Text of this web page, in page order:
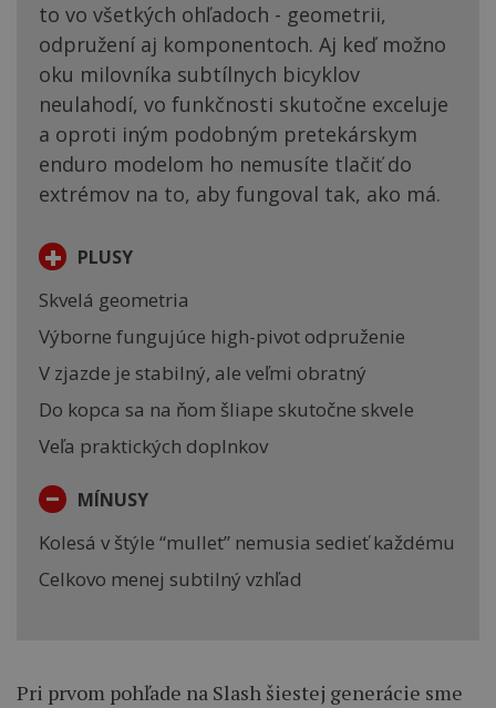
to vo všetkých ohľadoch - geometrii,
odpružení aj komponentoch. Aj keď možno
oku milovníka subtílnych bicyklov
neulahodí, vo funkčnosti skutočne exceluje
a oproti iným podobným pretekárskym
enduro modelom ho nemusíte tlačiť do
extrémov na to, aby fungoval tak, ako má.
+ PLUSY
Skvelá geometria
Výborne fungujúce high-pivot odpruženie
V zjazde je stabilný, ale veľmi obratný
Do kopca sa na ňom šliape skutočne skvele
Veľa praktických doplnkov
- MÍNUSY
Kolesá v štýle “mullet” nemusia sedieť každému
Celkovo menej subtilný vzhľad
Pri prvom pohľade na Slash šiestej generácie sme